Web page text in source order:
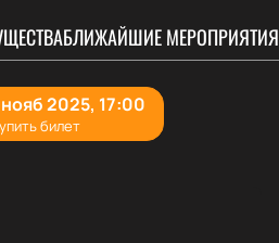
БЛИЖАЙШИЕ МЕРОПРИЯТИЯ